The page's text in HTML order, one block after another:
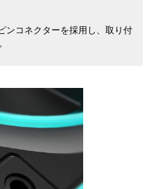
ンコネクターを採用し、取り付